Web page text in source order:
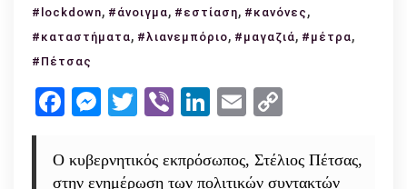
Ανακοινώθηκαν
ποιοι
κλειστοί
Ιανουαρίου
#lockdown, #άνοιγμα, #εστίαση, #κανόνες ,
#καταστήματα, #λιανεμπόριο, #μαγαζιά, #μέτρα,
#Πέτσας
Facebook
Messenger
Twitter
ViberLinkedIn
Email
Ο κυβερνητικός εκπρόσωπος, Στέλιος Πέτσας,
στην ενημέρωση των πολιτικών συντακτών